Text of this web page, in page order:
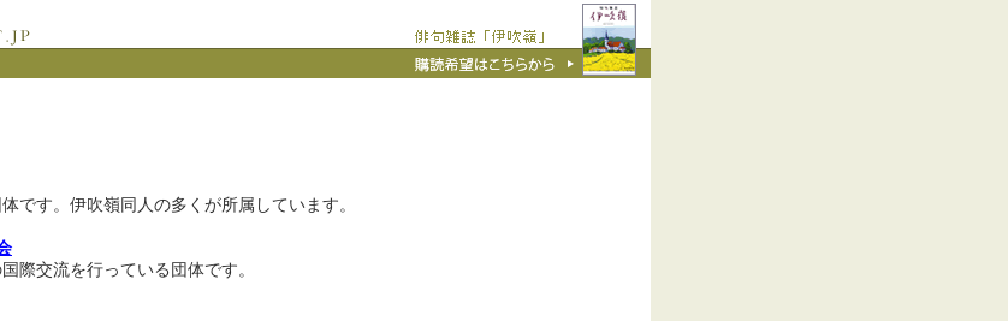
です。伊吹嶺同人の多くが所属しています。
際交流を行っている団体です。